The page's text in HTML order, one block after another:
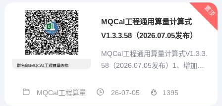
算量表格自己设计、重复项目便捷
输入、特殊标记、汇总统计、打印
或打印为pdf、造价预估...
MQCal工程通用算量计算式
V1.3.3.58（2026.07.05发布）
MQCal工程通用算量计算式V1.3.3.
58（2026.07.05发布）1、增加技
通用算量计算式V1.3.3.56 2026.07.
MQCal工程算量 26-07-05 1395
置顶